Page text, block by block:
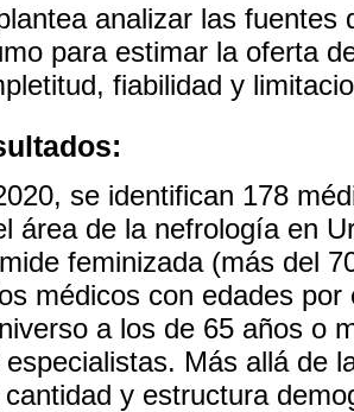
analizar las fuentes
para estimar la oferta
fiabilidad y
se identifican 178
área de la nefrología en
feminizada (más del
médicos con edades
a los de 65 años o
especialistas. Más allá de
cantidad y estructura